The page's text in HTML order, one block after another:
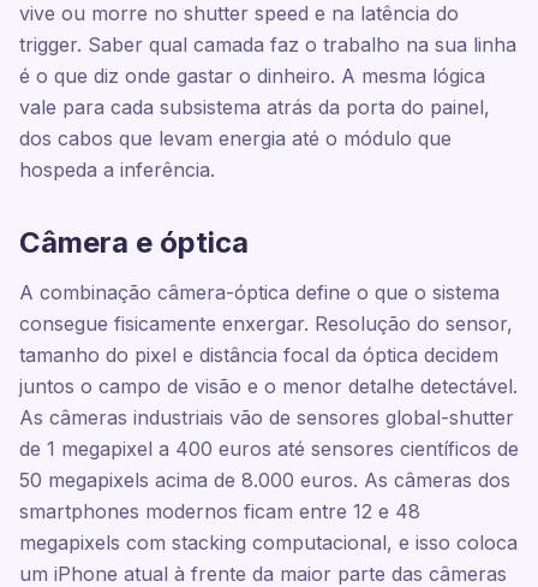
vive ou morre no shutter speed e na latência do
trigger. Saber qual camada faz o trabalho na sua linha
é o que diz onde gastar o dinheiro. A mesma lógica
vale para cada subsistema atrás da porta do painel,
dos cabos que levam energia até o módulo que
hospeda a inferência.
Câmera e óptica
A combinação câmera-óptica define o que o sistema
consegue fisicamente enxergar. Resolução do sensor,
tamanho do pixel e distância focal da óptica decidem
juntos o campo de visão e o menor detalhe detectável.
As câmeras industriais vão de sensores global-shutter
de 1 megapixel a 400 euros até sensores científicos de
50 megapixels acima de 8.000 euros. As câmeras dos
smartphones modernos ficam entre 12 e 48
megapixels com stacking computacional, e isso coloca
um iPhone atual à frente da maior parte das câmeras